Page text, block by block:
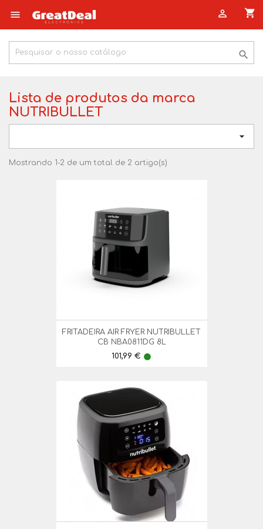
 shopping_cart


Lista de produtos da marca
NUTRIBULLET

Mostrando 1-2 de um total de 2 artigo(s)
FRITADEIRA AIR FRYER NUTRIBULLET
CB NBA0811DG 8L
Preço
101,99 € lens